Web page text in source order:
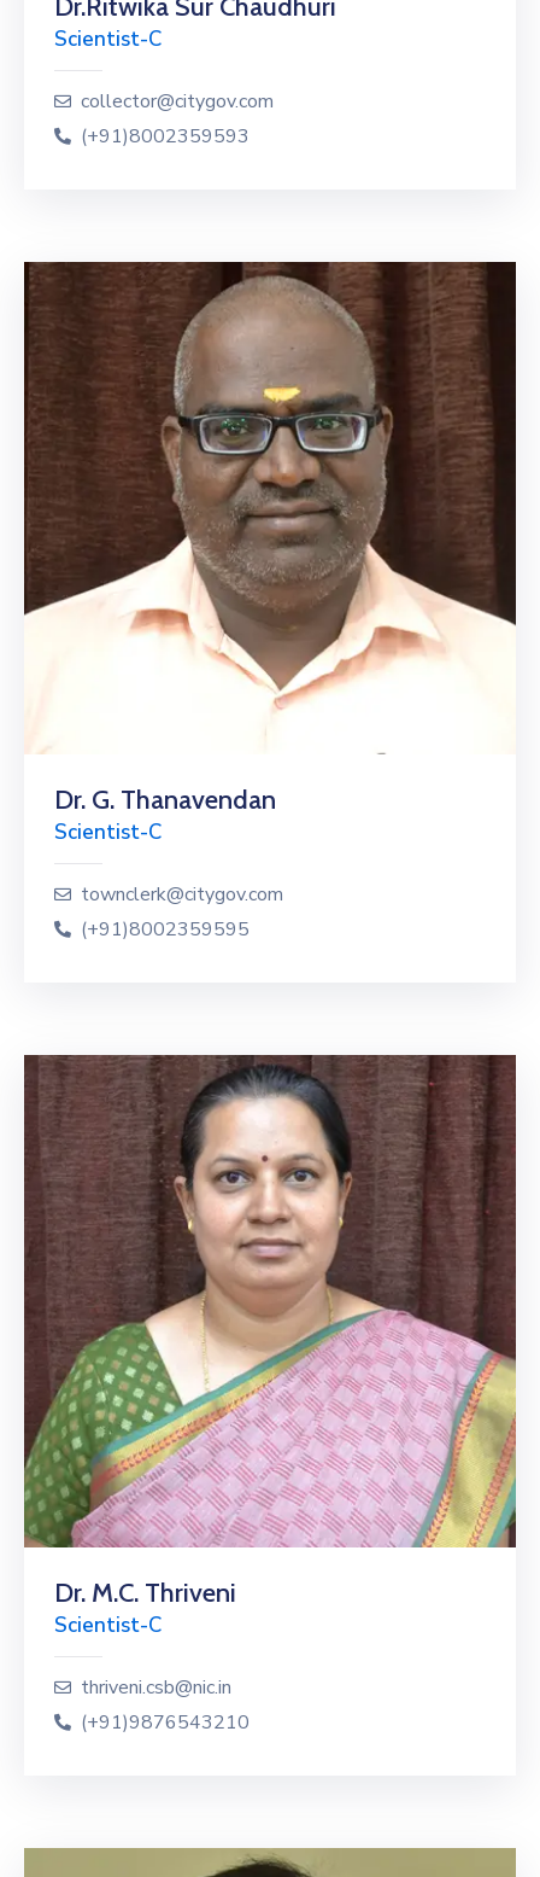
Dr.Ritwika Sur Chaudhuri
Scientist-C
collector@citygov.com
(+91)8002359593
Dr. G. Thanavendan
Scientist-C
townclerk@citygov.com
(+91)8002359595
Dr. M.C. Thriveni
Scientist-C
thriveni.csb@nic.in
(+91)9876543210